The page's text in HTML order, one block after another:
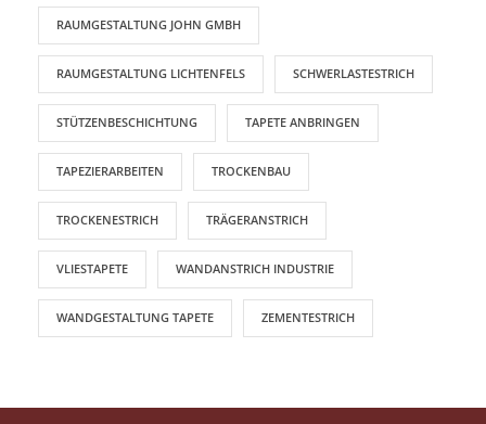
RAUMGESTALTUNG JOHN GMBH
RAUMGESTALTUNG LICHTENFELS SCHWERLASTESTRICH
STÜTZENBESCHICHTUNG TAPETE ANBRINGEN
TAPEZIERARBEITEN TROCKENBAU
TROCKENESTRICH TRÄGERANSTRICH
VLIESTAPETE WANDANSTRICH INDUSTRIE
WANDGESTALTUNG TAPETE ZEMENTESTRICH